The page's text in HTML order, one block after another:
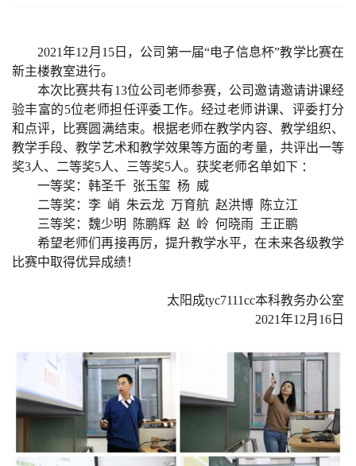
2021年12 月 15日，公司第一届“电子信息杯”教学比赛在
新主楼教室进行。
本次比赛共有13位公司老师参赛，公司邀请邀请讲课经
验丰富的5位老师担任评委工作。经过老师讲课、评委打分
和点评，比赛圆满结束。根据老师在教学内容、教学组织、
教学手段、教学艺术和教学效果等方面的考量，共评出一等
奖3人、二等奖5人、三等奖5人。获奖老师名单如下 ：
一等奖：韩圣千 张玉玺 杨 威
二等奖：李 峭 朱云龙 万育航 赵洪博
陈立江
三等奖：魏少明
陈鹏辉 赵 岭 何晓雨
王正鹏
希望老师们再接再厉，提升教学水平，在未来各级教学
比赛中取得优异成绩！
太阳成tyc7111cc本科教务办公室
2021年12月 16 日